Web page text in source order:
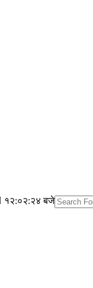
१२:०२:२५ बजे